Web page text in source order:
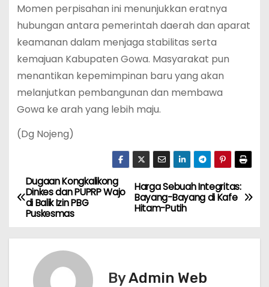
Momen perpisahan ini menunjukkan eratnya
hubungan antara pemerintah daerah dan aparat
keamanan dalam menjaga stabilitas serta
kemajuan Kabupaten Gowa. Masyarakat pun
menantikan kepemimpinan baru yang akan
melanjutkan pembangunan dan membawa
Gowa ke arah yang lebih maju.
(Dg Nojeng)
N
a
v
Harga Sebuah Integritas:
Bayang-Bayang di Kafe
Hitam-Putih
Dugaan Kongkalikong
Dinkes dan PUPRP Wajo
di Balik Izin PBG
Puskesmas
ByAdmin Web